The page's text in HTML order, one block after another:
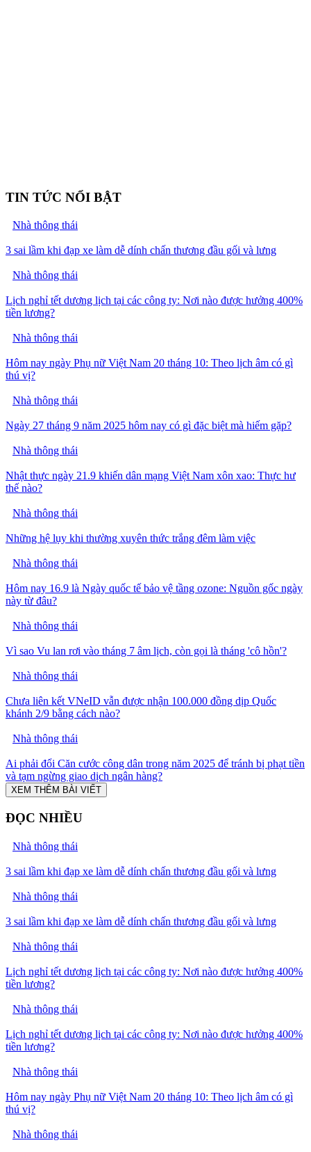
TIN TỨC NỔI BẬT
Nhà thông thái
3 sai lầm khi đạp xe làm dễ dính chấn thương đầu gối và lưng
Nhà thông thái
Lịch nghỉ tết dương lịch tại các công ty: Nơi nào được hưởng 400%
tiền lương?
Nhà thông thái
Hôm nay ngày Phụ nữ Việt Nam 20 tháng 10: Theo lịch âm có gì
thú vị?
Nhà thông thái
Ngày 27 tháng 9 năm 2025 hôm nay có gì đặc biệt mà hiếm gặp?
Nhà thông thái
Nhật thực ngày 21.9 khiến dân mạng Việt Nam xôn xao: Thực hư
thế nào?
Nhà thông thái
Những hệ lụy khi thường xuyên thức trắng đêm làm việc
Nhà thông thái
Hôm nay 16.9 là Ngày quốc tế bảo vệ tầng ozone: Nguồn gốc ngày
này từ đâu?
Nhà thông thái
Vì sao Vu lan rơi vào tháng 7 âm lịch, còn gọi là tháng 'cô hồn'?
Nhà thông thái
Chưa liên kết VNeID vẫn được nhận 100.000 đồng dịp Quốc
khánh 2/9 bằng cách nào?
Nhà thông thái
Ai phải đổi Căn cước công dân trong năm 2025 để tránh bị phạt tiền
và tạm ngừng giao dịch ngân hàng?
XEM THÊM BÀI VIẾT
ĐỌC NHIỀU
Nhà thông thái
3 sai lầm khi đạp xe làm dễ dính chấn thương đầu gối và lưng
Nhà thông thái
3 sai lầm khi đạp xe làm dễ dính chấn thương đầu gối và lưng
Nhà thông thái
Lịch nghỉ tết dương lịch tại các công ty: Nơi nào được hưởng 400%
tiền lương?
Nhà thông thái
Lịch nghỉ tết dương lịch tại các công ty: Nơi nào được hưởng 400%
tiền lương?
Nhà thông thái
Hôm nay ngày Phụ nữ Việt Nam 20 tháng 10: Theo lịch âm có gì
thú vị?
Nhà thông thái